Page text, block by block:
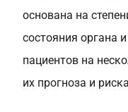
основана на
состояния органа
пациентов на
их прогноза и